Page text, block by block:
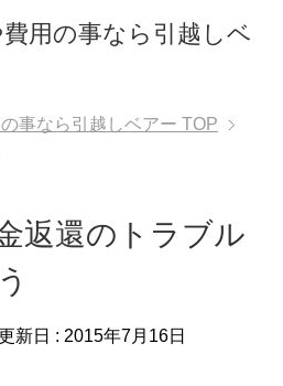
用の事なら引越しベ
事なら引越しベアー TOP
返還のトラブル
新日 : 2015年7月16日